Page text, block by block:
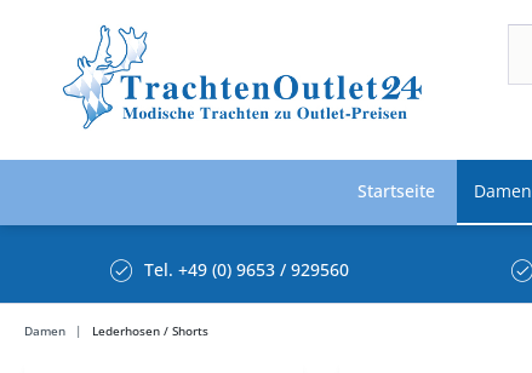
Startseite Damen
Tel. +49 (0) 9653 / 929560
Damen Lederhosen / Shorts